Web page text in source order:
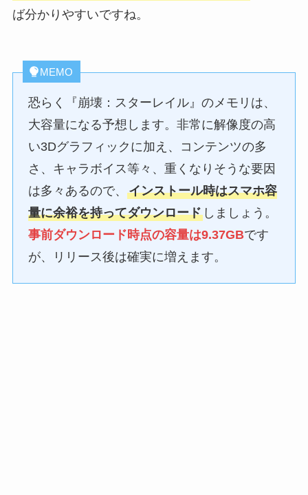
ば分かりやすいですね。
MEMO
恐らく『崩壊：スターレイル』のメモリは、
大容量になる予想します。非常に解像度の高
い3Dグラフィックに加え、コンテンツの多
さ、キャラボイス等々、重くなりそうな要因
は多々あるので、インストール時はスマホ容
量に余裕を持ってダウンロード しましょう。
事前ダウンロード時点の容量は9.37GBです
が、リリース後は確実に増えます。